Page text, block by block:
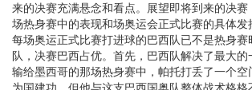
来的决赛充满悬念和看点。展望即将到来的决赛
场热身赛中的表现和场奥运会正式比赛的具体发
每场奥运正式比赛打进球的巴西队已不是热身赛
队，决赛巴西占优。首先，巴西队解决了最大的
输给墨西哥的那场热身赛中，帕托打丢了一个空